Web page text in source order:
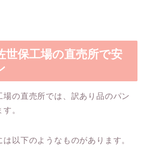
世保工場の直売所で安
場の直売所では、訳あり品のパン
。
以下のようなものがあります。